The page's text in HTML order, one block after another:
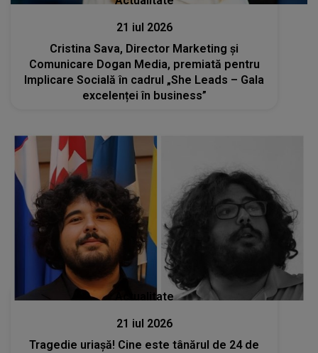
21 iul 2026
Cristina Sava, Director Marketing și
Comunicare Dogan Media, premiată pentru
Implicare Socială în cadrul „She Leads – Gala
excelenței în business”
Actualitate
21 iul 2026
Tragedie uriașă! Cine este tânărul de 24 de